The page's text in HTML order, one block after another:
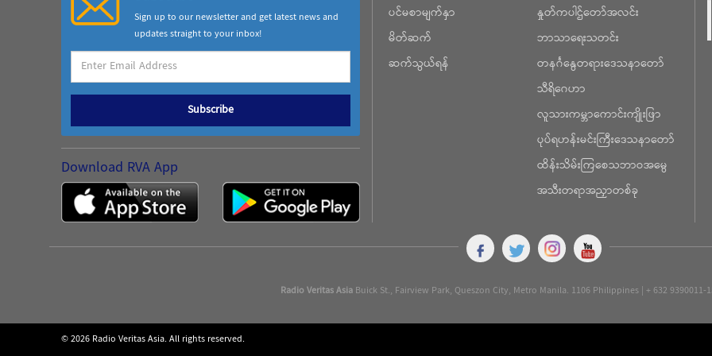
Sign up to our newsletter and get latest news and
updates straight to your inbox!
Subscribe
Download RVA App
ပင်မစာမျက်နှာ
မိတ်ဆက်
ဆက်သွယ်ရန်
နှုတ်ကပါဌ်တော်အလင်း
ဘာသာရေးသတင်း
တနင်္ဂနွေတရားဒေသနာတော်
သီရိဂေဟာ
လူသားကမ္ဘာကောင်းကျိုးဖြာ
ပုပ်ရဟန်းမင်းကြီးဒေသနာတော်
ထိန်းသိမ်းကြစေသဘာဝအမွေ
အသီးတရာအညှာတစ်ခု
Radio Veritas AsiaBuick St., Fairview Park, Queszon City, Metro Manila. 1106 Philippines | + 632 9390011-
© 2026 Radio Veritas Asia. All rights reserved.